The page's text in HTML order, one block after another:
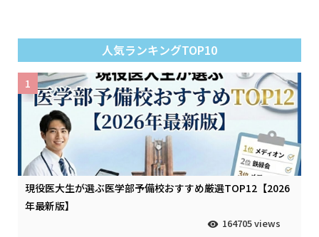
人気ランキングTOP10
現役医大生が選ぶ医学部予備校おすすめ厳選TOP12【2026
年最新版】
164705 views
1